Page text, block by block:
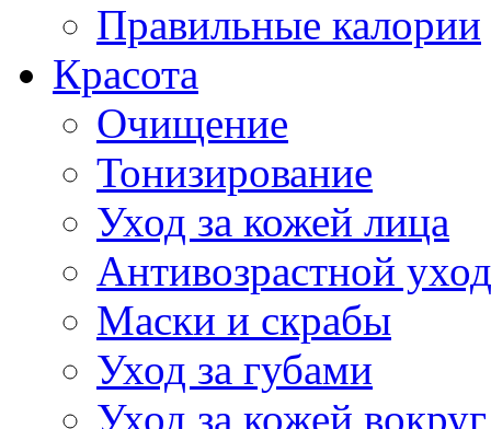
Правильные калории
Красота
Очищение
Тонизирование
Уход за кожей лица
Антивозрастной уход
Маски и скрабы
Уход за губами
Уход за кожей вокруг